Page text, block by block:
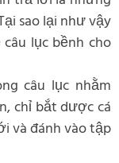
sao lại như vậy
lục bềnh cho
câu lục nhằm
chỉ bắt dược cá
và đánh vào tập